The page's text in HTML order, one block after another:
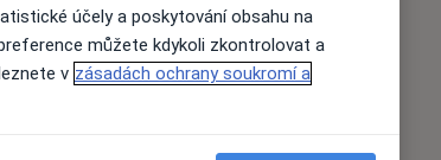
účely a poskytování obsahu na
můžete kdykoli zkontrolovat a
v zásadách ochrany soukromí a